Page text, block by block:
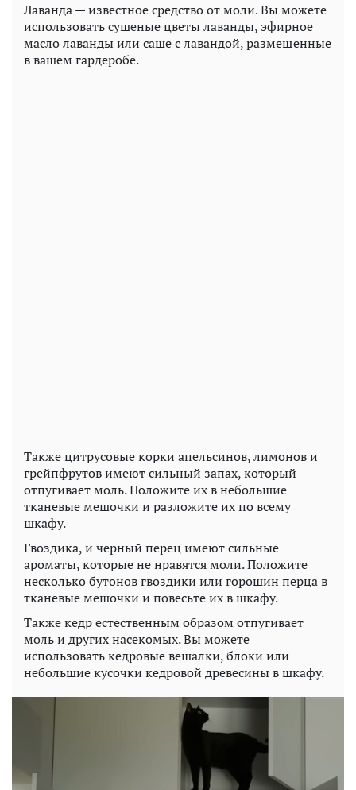
Лаванда — известное средство от моли. Вы можете
использовать сушеные цветы лаванды, эфирное
масло лаванды или саше с лавандой, размещенные
в вашем гардеробе.
Также цитрусовые корки апельсинов, лимонов и
грейпфрутов имеют сильный запах, который
отпугивает моль. Положите их в небольшие
тканевые мешочки и разложите их по всему
шкафу.
Гвоздика, и черный перец имеют сильные
ароматы, которые не нравятся моли. Положите
несколько бутонов гвоздики или горошин перца в
тканевые мешочки и повесьте их в шкафу.
Также кедр естественным образом отпугивает
моль и других насекомых. Вы можете
использовать кедровые вешалки, блоки или
небольшие кусочки кедровой древесины в шкафу.